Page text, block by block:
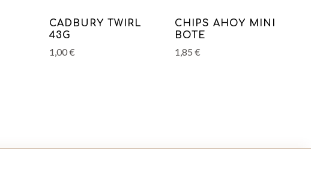
CADBURY TWIRL
43G
1,00€
CHIPS AHOY MINI
BOTE
1,85 €